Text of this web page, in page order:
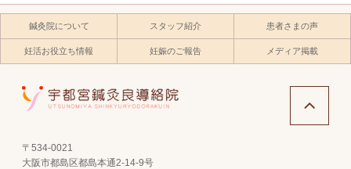
鍼灸院について スタッフ紹介 患者さまの声
妊活お役立ち情報 妊娠のご報告 メディア掲載
〒534-0021
大阪市都島区都島本通2-14-9号